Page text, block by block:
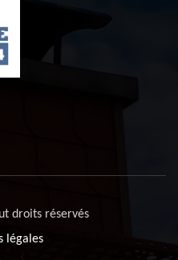
droits réservés
légales